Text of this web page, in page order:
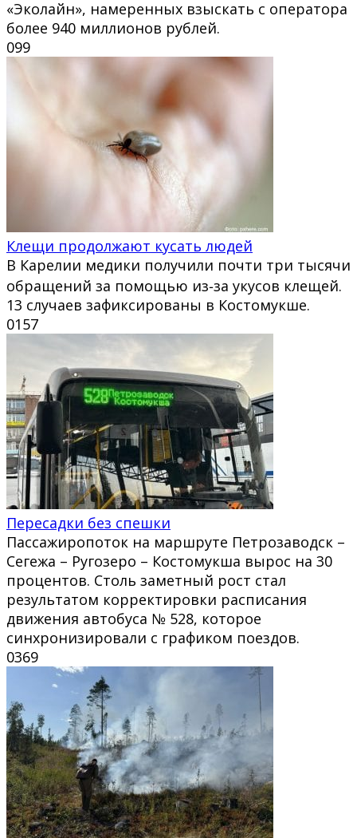
«Эколайн», намеренных взыскать с оператора
более 940 миллионов рублей.
099
Клещи продолжают кусать людей
В Карелии медики получили почти три тысячи
обращений за помощью из‑за укусов клещей.
13 случаев зафиксированы в Костомукше.
0157
Пересадки без спешки
Пассажиропоток на маршруте Петрозаводск –
Сегежа – Ругозеро – Костомукша вырос на 30
процентов. Столь заметный рост стал
результатом корректировки расписания
движения автобуса № 528, которое
синхронизировали с графиком поездов.
0369